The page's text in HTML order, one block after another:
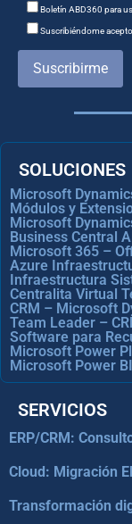
Boletín ABD360 para
Suscribiéndome
Suscribirme
SOLUCIONES
Microsoft
Módulos y
Microsoft
Business Central
Microsoft 365 –
Azure
Infraestructura
Centralita Virtual
CRM – Microsoft
Team Leader –
Software para
Microsoft Power
Microsoft Power BI
SERVICIOS
ERP/CRM:
Cloud: Migración
Transformación